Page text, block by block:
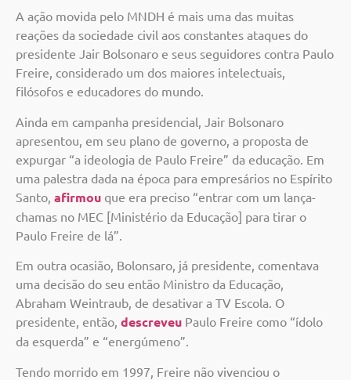
A ação movida pelo MNDH é mais uma das muitas
reações da sociedade civil aos constantes ataques do
presidente Jair Bolsonaro e seus seguidores contra Paulo
Freire, considerado um dos maiores intelectuais,
filósofos e educadores do mundo.
Ainda em campanha presidencial, Jair Bolsonaro
apresentou, em seu plano de governo, a proposta de
expurgar “a ideologia de Paulo Freire” da educação. Em
uma palestra dada na época para empresários no Espírito
Santo, afirmou que era preciso “entrar com um lança-
chamas no MEC [Ministério da Educação] para tirar o
Paulo Freire de lá”.
Em outra ocasião, Bolonsaro, já presidente, comentava
uma decisão do seu então Ministro da Educação,
Abraham Weintraub, de desativar a TV Escola. O
presidente, então, descreveu Paulo Freire como “ídolo
da esquerda” e “energúmeno”.
Tendo morrido em 1997, Freire não vivenciou o